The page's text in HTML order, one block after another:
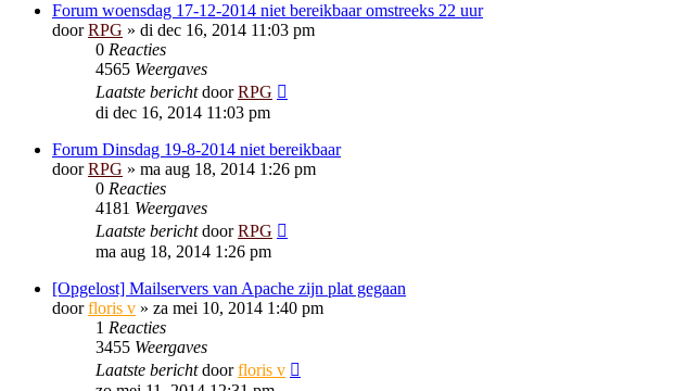
Forum woensdag 17-12-2014 niet bereikbaar omstreeks 22 uur
doorRPG » di dec 16, 2014 11:03 pm
0 Reacties
4565 Weergaves
Laatste berichtdoorRPG
di dec 16, 2014 11:03 pm
Forum Dinsdag 19-8-2014 niet bereikbaar
doorRPG » ma aug 18, 2014 1:26 pm
0 Reacties
4181 Weergaves
Laatste berichtdoorRPG
ma aug 18, 2014 1:26 pm
[Opgelost] Mailservers van Apache zijn plat gegaan
doorfloris v » za mei 10, 2014 1:40 pm
1 Reacties
3455 Weergaves
Laatste berichtdoorfloris v